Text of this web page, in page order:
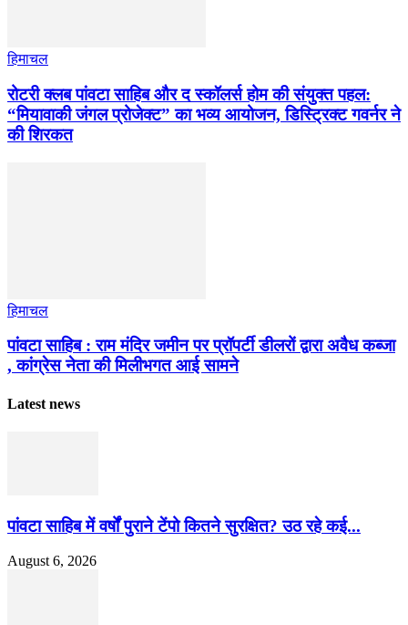
हिमाचल
​रोटरी क्लब पांवटा साहिब और द स्कॉलर्स होम की संयुक्त पहल:
“मियावाकी जंगल प्रोजेक्ट” का भव्य आयोजन, डिस्ट्रिक्ट गवर्नर ने
की शिरकत
हिमाचल
पांवटा साहिब : राम मंदिर जमीन पर प्रॉपर्टी डीलरों द्वारा अवैध कब्जा
, कांग्रेस नेता की मिलीभगत आई सामने
Latest news
पांवटा साहिब में वर्षों पुराने टेंपो कितने सुरक्षित? उठ रहे कई...
August 6, 2026